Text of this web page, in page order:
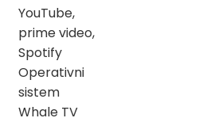
YouTube,
prime video,
Spotify
Operativni
sistem
Whale TV